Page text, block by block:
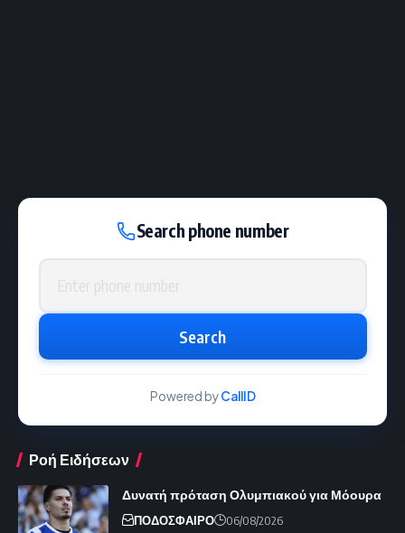
Search phone number
Phone number
Search
Powered byCallID
Ροή Ειδήσεων
Δυνατή πρόταση Ολυμπιακού για Μόουρα
ΠΟΔΟΣΦΑΙΡΟ 06/08/2026